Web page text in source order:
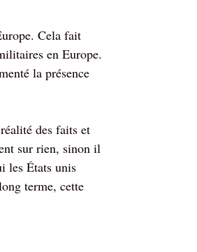
Cela fait
en Europe.
la présence
des faits et
sur rien, sinon il
les États unis
terme, cette